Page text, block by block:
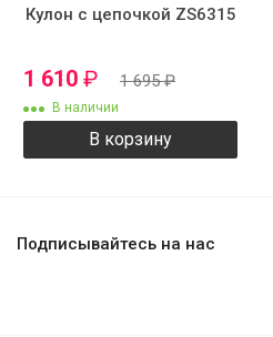
Кулон с цепочкой ZS6315
1 610 ₽ 1 695₽
В наличии
В корзину
Подписывайтесь на нас